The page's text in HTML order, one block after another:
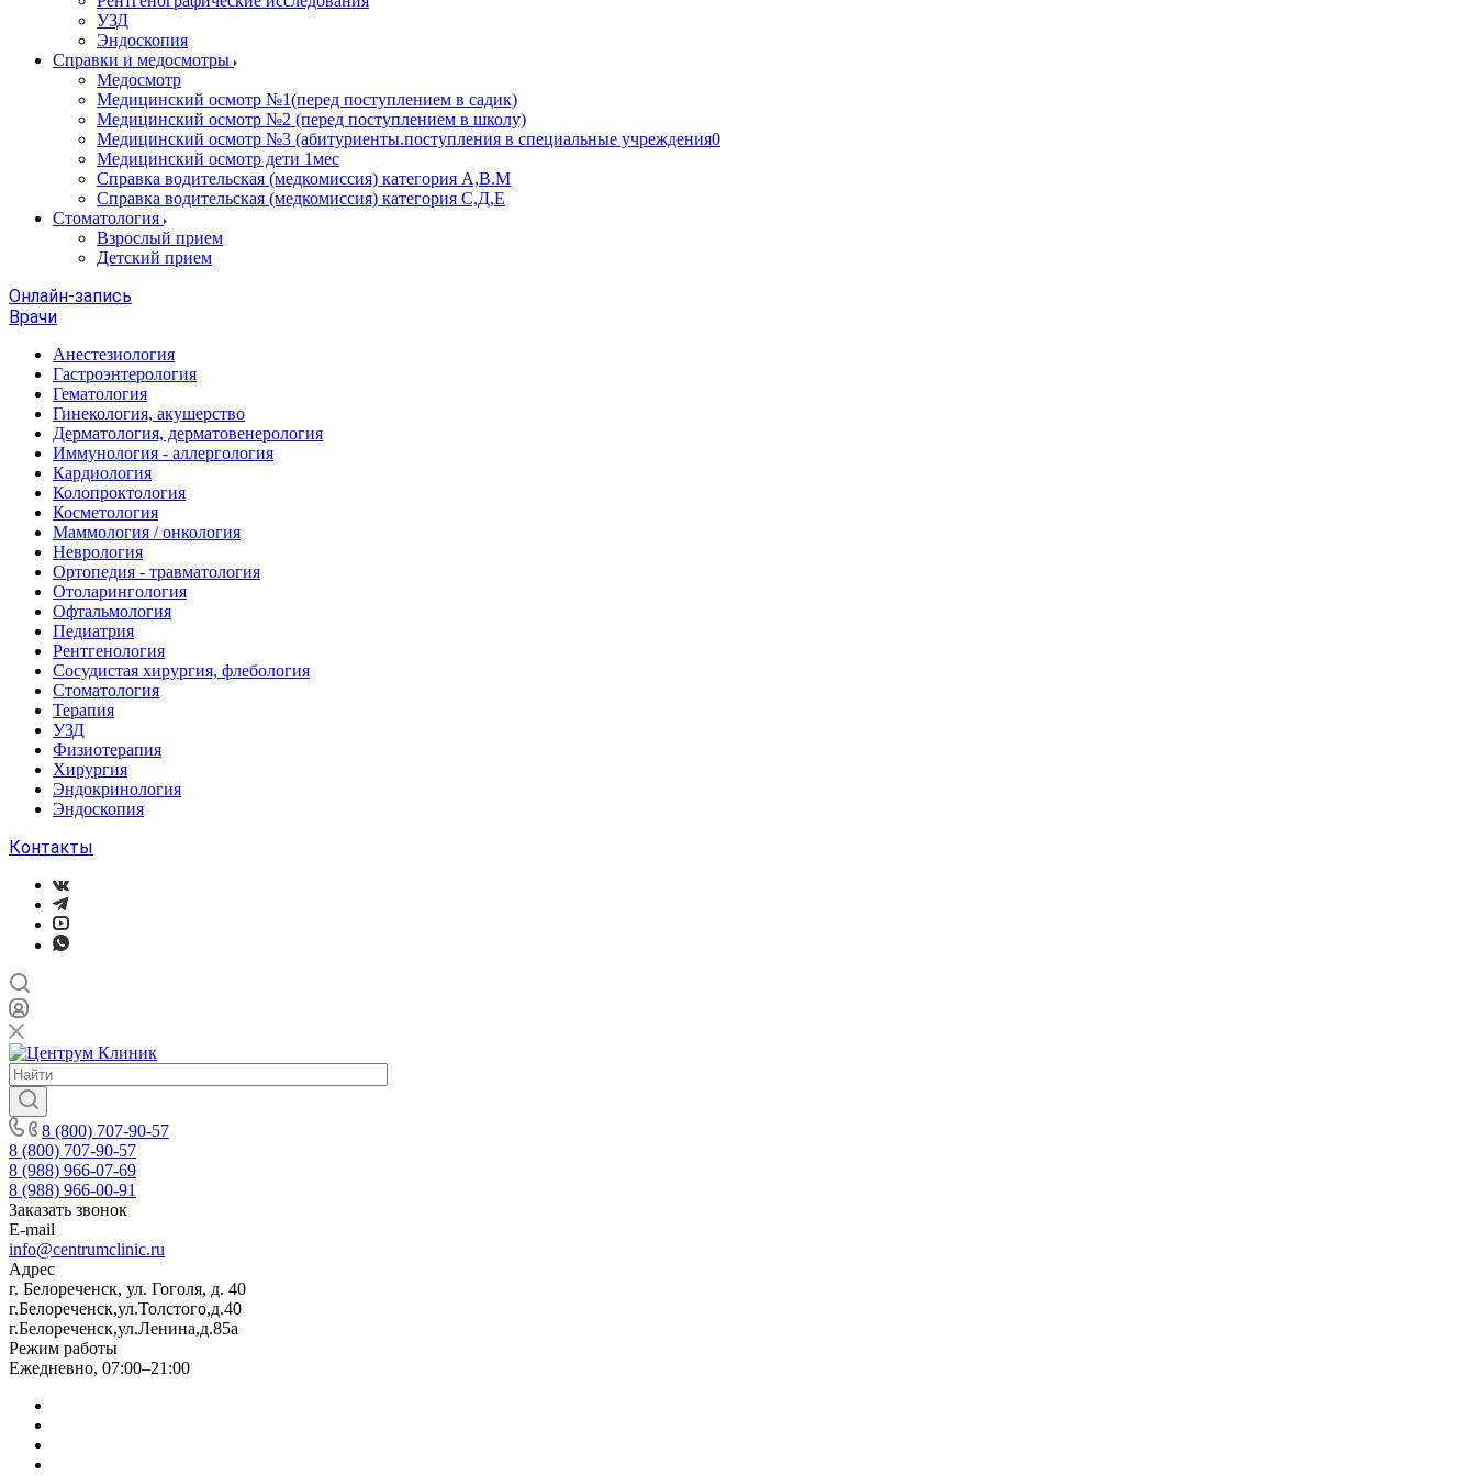
УЗД
Эндоскопия
Справки и медосмотры
Медосмотр
Медицинский осмотр №1(перед поступлением в садик)
Медицинский осмотр №2 (перед поступлением в школу)
Медицинский осмотр №3 (абитуриенты.поступления в специальные учреждения0
Медицинский осмотр дети 1мес
Справка водительская (медкомиссия) категория А,В.М
Справка водительская (медкомиссия) категория С,Д,Е
Стоматология
Взрослый прием
Детский прием
Онлайн-запись
Врачи
Анестезиология
Гастроэнтерология
Гематология
Гинекология, акушерство
Дерматология, дерматовенерология
Иммунология - аллергология
Кардиология
Колопроктология
Косметология
Маммология / онкология
Неврология
Ортопедия - травматология
Отоларингология
Офтальмология
Педиатрия
Рентгенология
Сосудистая хирургия, флебология
Стоматология
Терапия
УЗД
Физиотерапия
Хирургия
Эндокринология
Эндоскопия
Контакты
8 (800) 707-90-57
8 (800) 707-90-57
8 (988) 966-07-69
8 (988) 966-00-91
Заказать звонок
E-mail
info@centrumclinic.ru
Адрес
г. Белореченск, ул. Гоголя, д. 40
г.Белореченск,ул.Толстого,д.40
г.Белореченск,ул.Ленина,д.85а
Режим работы
Ежедневно, 07:00–21:00